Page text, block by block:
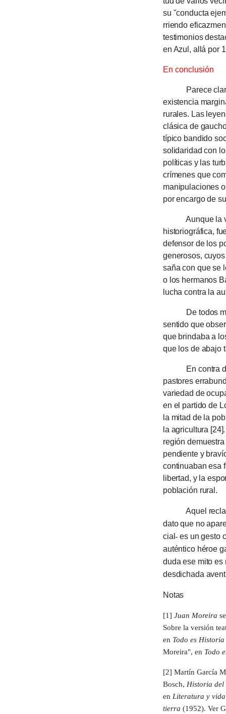
su "con­ducta
rriendo
testi­mo­nios
en Azul, allá por
En conclusión
Parece claro
existencia
rurales. Las
clásica de
típico bandido
solidaridad con
políticas y las
críme­nes que
manipulaciones
por encargo de
Aunque la
historiográfica,
defensor de los
generosos,
saña con que se
o los hermanos
lucha contra la
De todos
sentido que
que brindaba a
que los de aba­jo
En contra de
pastores
variedad de
en el partido de
la mitad de la
la agri­cul­tura
región
pendiente y
continuaban esa
libertad, y la
población rural.
Aquel reclamo
dato que no
cial- es un gesto
autén­tico héroe
duda ese mito es
desdi­chada
Notas
[1] Juan Moreira
Sobre la ver­sión
en Todo es Historia
Morei­ra", en Todo
[2] Martín García
Bosch, His­toria del
en Lite­ratura y vida
tierra (1952). Ver